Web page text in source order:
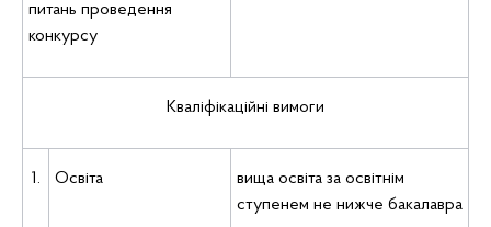
питань проведення
конкурсу
Кваліфікаційні вимоги
1. Освіта
вища освіта за освітнім
ступенем не нижче бакалавра